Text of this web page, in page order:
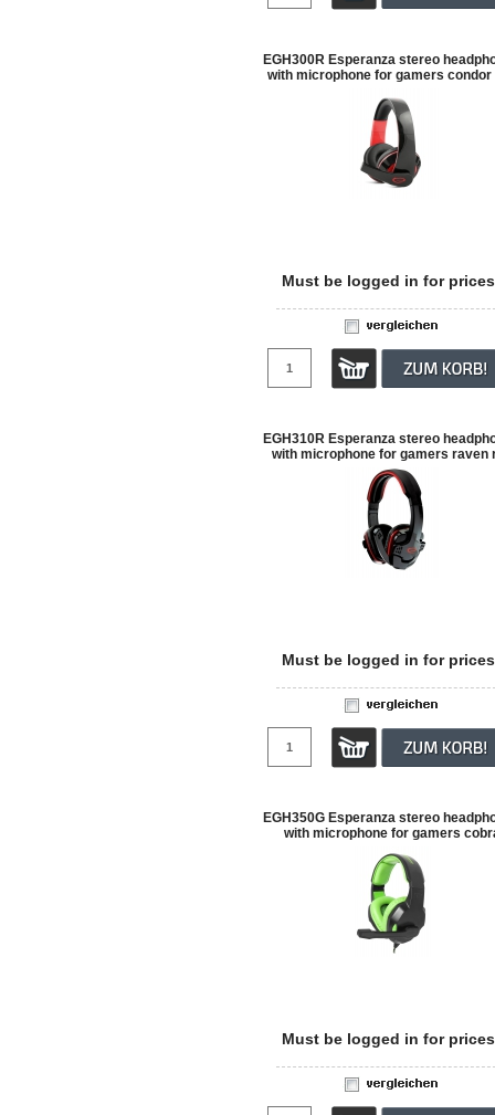
EGH300R Esperanza stereo
with microphone for gamers condor
Must be logged in for
EGH310R Esperanza stereo
with microphone for gamers raven
Must be logged in for
EGH350G Esperanza stereo
with microphone for gamers
Must be logged in for